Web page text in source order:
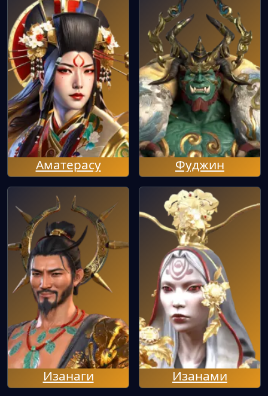
Аматерасу Фуджин
Изанаги Изанами